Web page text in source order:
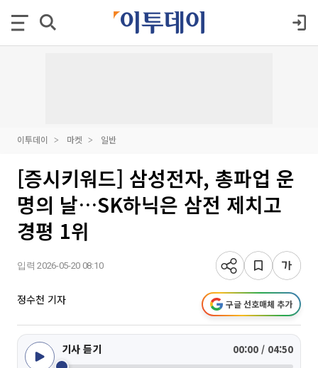
이투데이 마켓 일반
[증시키워드] 삼성전자, 총파업 운
명의 날…SK하닉은 삼전 제치고
경평 1위
입력 2026-05-20 08:10
정수천 기자 구글 선호매체 추가
기사 듣기 00:00 / 04:50